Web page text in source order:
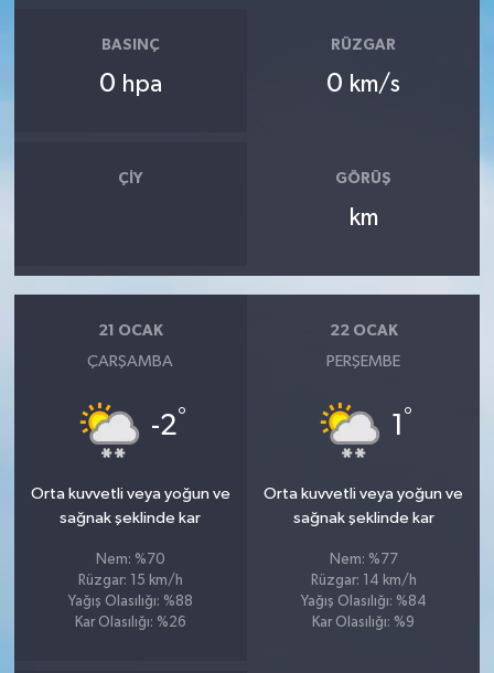
BASINÇ
0 hpa
RÜZGAR
0 km/s
ÇIY GÖRÜŞ
km
21 OCAK
ÇARŞAMBA
-2°
Orta kuvvetli veya yoğun ve
sağnak şeklinde kar
Nem: %70
Rüzgar: 15 km/h
Yağış Olasılığı: %88
Kar Olasılığı: %26
22 OCAK
PERŞEMBE
1 °
Orta kuvvetli veya yoğun ve
sağnak şeklinde kar
Nem: %77
Rüzgar: 14 km/h
Yağış Olasılığı: %84
Kar Olasılığı: %9